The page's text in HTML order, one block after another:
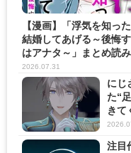
【漫画】「浮気を知っ
結婚してあげる～後悔
はアナタ～」まとめ読み
2026.07.31
にじ
た“
きて
注目